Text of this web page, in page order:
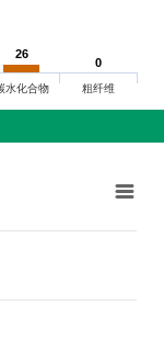
26
26
0
0
水化合物 粗纤维